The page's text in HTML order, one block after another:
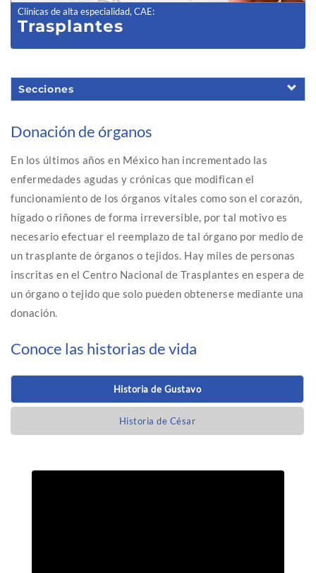
Clínicas de alta especialidad, CAE:
Trasplantes
Secciones
Donación de órganos
En los últimos años en México han incrementado las
enfermedades agudas y crónicas que modifican el
funcionamiento de los órganos vitales como son el corazón,
hígado o riñones de forma irreversible, por tal motivo es
necesario efectuar el reemplazo de tal órgano por medio de
un trasplante de órganos o tejidos. Hay miles de personas
inscritas en el Centro Nacional de Trasplantes en espera de
un órgano o tejido que solo pueden obtenerse mediante una
donación.
Conoce las historias de vida
Historia de Gustavo
Historia de César